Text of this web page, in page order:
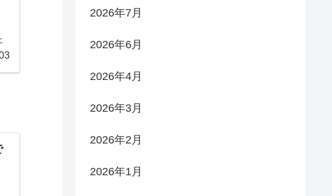
2026年7月
2026年6月
2026年4月
2026年3月
2026年2月
2026年1月